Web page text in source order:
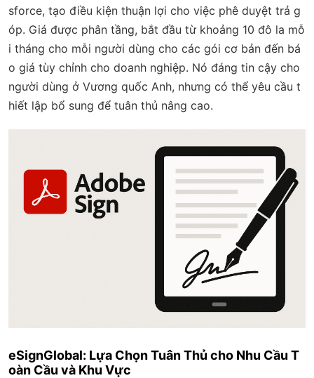
sforce, tạo điều kiện thuận lợi cho việc phê duyệt trả g
óp. Giá được phân tầng, bắt đầu từ khoảng 10 đô la mỗ
i tháng cho mỗi người dùng cho các gói cơ bản đến bá
o giá tùy chỉnh cho doanh nghiệp. Nó đáng tin cậy cho
người dùng ở Vương quốc Anh, nhưng có thể yêu cầu t
hiết lập bổ sung để tuân thủ nâng cao.
eSignGlobal: Lựa Chọn Tuân Thủ cho Nhu Cầu T
oàn Cầu và Khu Vực